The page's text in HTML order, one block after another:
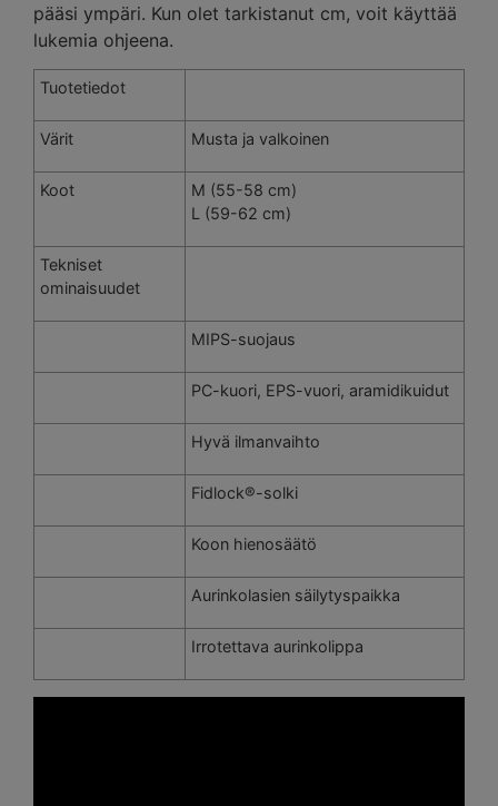
pääsi ympäri. Kun olet tarkistanut cm, voit käyttää
lukemia ohjeena.
Tuotetiedot
Värit Musta ja valkoinen
Koot
M (55-58 cm)
L (59-62 cm)
Tekniset
ominaisuudet
MIPS-suojaus
PC-kuori, EPS-vuori, aramidikuidut
Hyvä ilmanvaihto
Fidlock®-solki
Koon hienosäätö
Aurinkolasien säilytyspaikka
Irrotettava aurinkolippa